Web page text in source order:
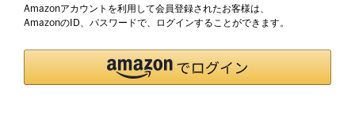
Amazonアカウントを利用して会員登録されたお客様は、
AmazonのID、パスワードで、ログインすることができます。